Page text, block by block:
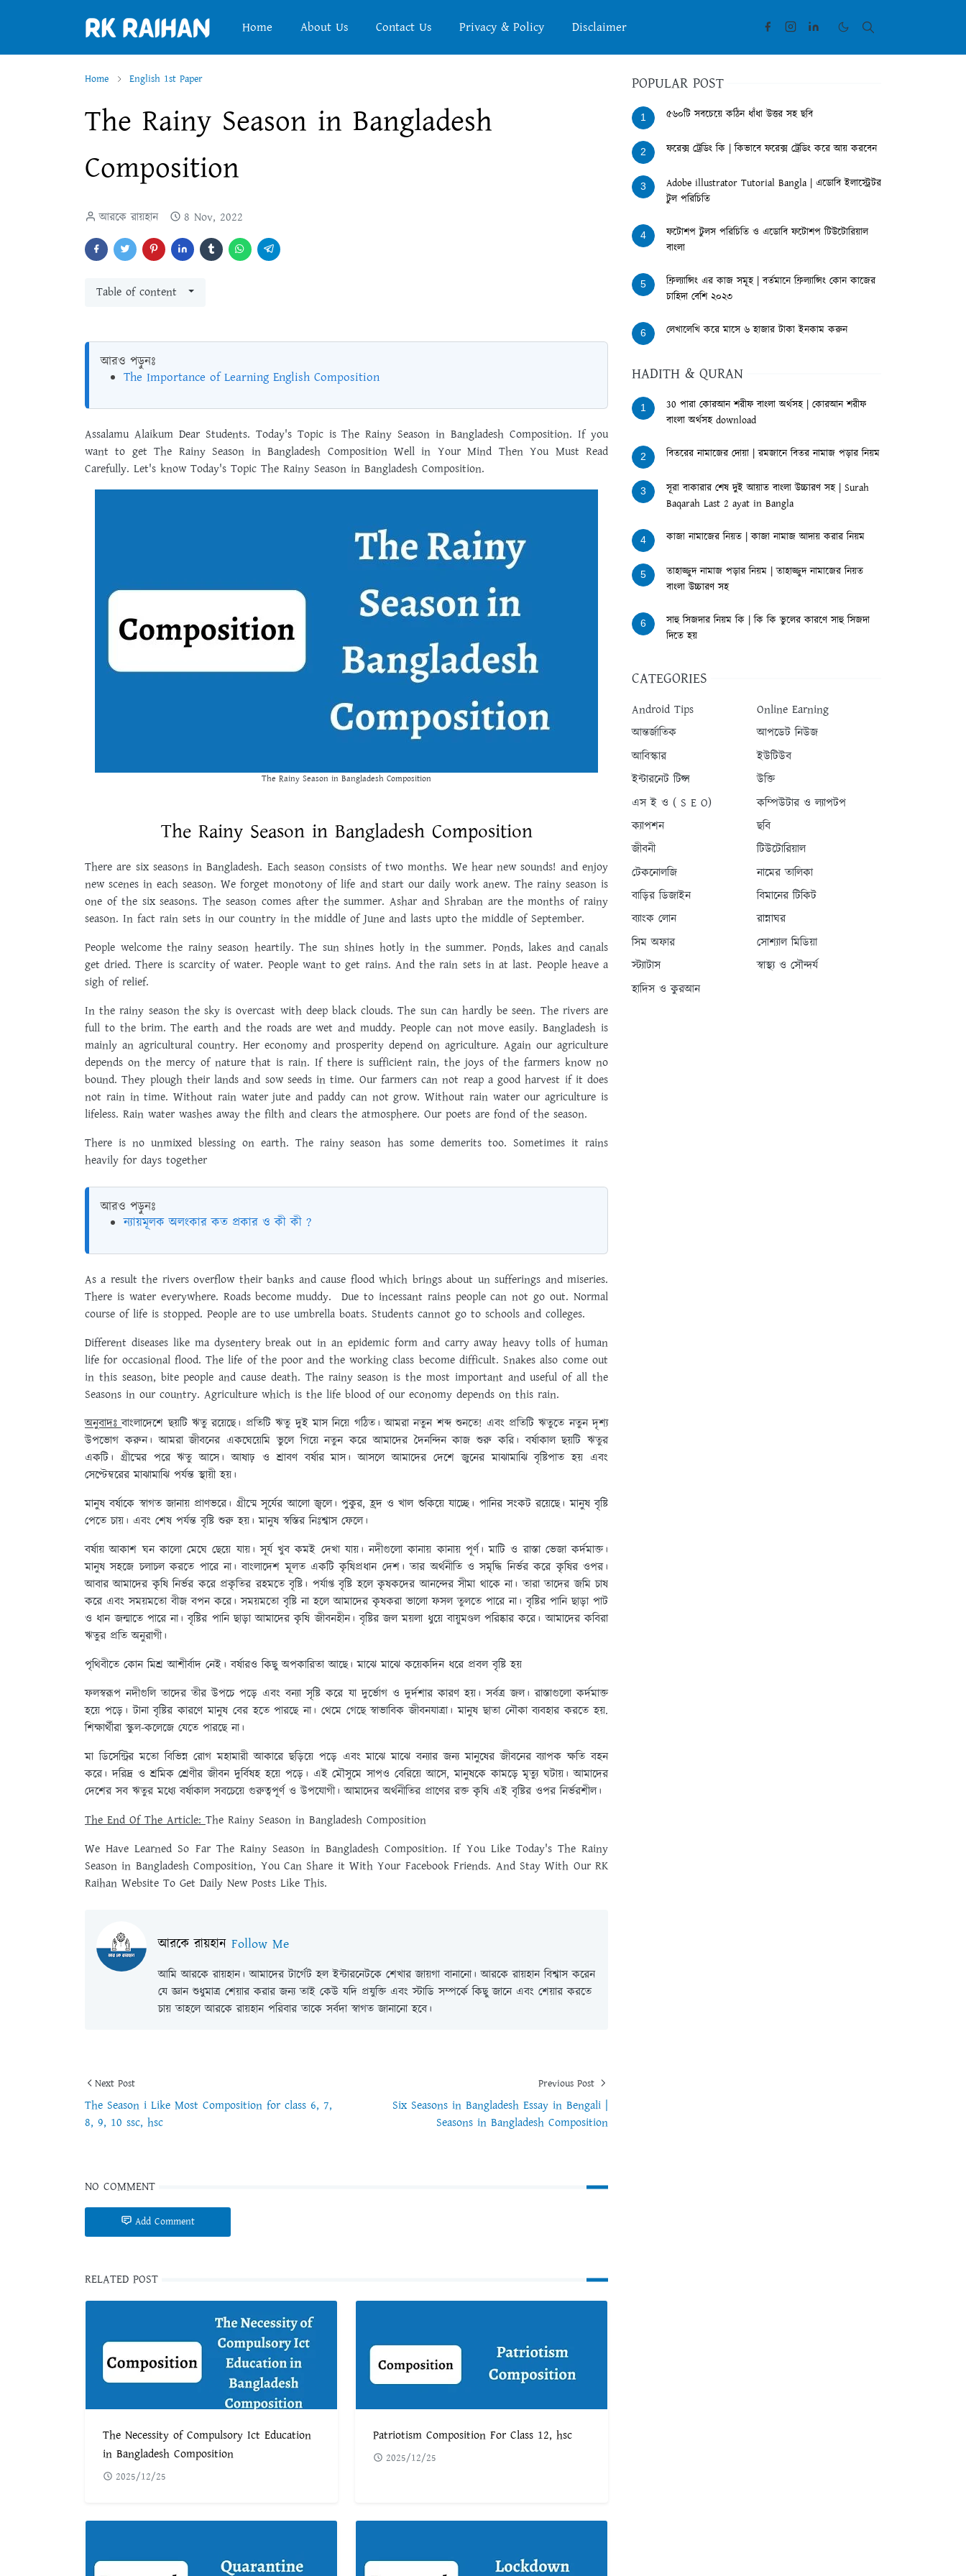
Home About Us Contact Us Privacy & Policy Disclaimer
Home English 1st Paper
The Rainy Season in Bangladesh
Composition
আরকে রায়হান 8 Nov, 2022
Table of content
আরও পড়ুনঃ
The Importance of Learning English Composition
Assalamu Alaikum Dear Students. Today's Topic is The Rainy Season in Bangladesh Composition. If you
want to get The Rainy Season in Bangladesh Composition Well in Your Mind Then You Must Read
Carefully. Let's know Today's Topic The Rainy Season in Bangladesh Composition.
The Rainy Season in Bangladesh Composition
The Rainy Season in Bangladesh Composition
There are six seasons in Bangladesh. Each season consists of two months. We hear new sounds! and enjoy
new scenes in each season. We forget monotony of life and start our daily work anew. The rainy season is
one of the six seasons. The season comes after the summer. Ashar and Shraban are the months of rainy
season. In fact rain sets in our country in the middle of June and lasts upto the middle of September.
People welcome the rainy season heartily. The sun shines hotly in the summer. Ponds, lakes and canals
get dried. There is scarcity of water. People want to get rains. And the rain sets in at last. People heave a
sigh of relief.
In the rainy season the sky is overcast with deep black clouds. The sun can hardly be seen. The rivers are
full to the brim. The earth and the roads are wet and muddy. People can not move easily. Bangladesh is
mainly an agricultural country. Her economy and prosperity depend on agriculture. Again our agriculture
depends on the mercy of nature that is rain. If there is sufficient rain, the joys of the farmers know no
bound. They plough their lands and sow seeds in time. Our farmers can not reap a good harvest if it does
not rain in time. Without rain water jute and paddy can not grow. Without rain water our agriculture is
lifeless. Rain water washes away the filth and clears the atmosphere. Our poets are fond of the season.
There is no unmixed blessing on earth. The rainy season has some demerits too. Sometimes it rains
heavily for days together
আরও পড়ুনঃ
ন্যায়মূলক অলংকার কত প্রকার ও কী কী ?
As a result the rivers overflow their banks and cause flood which brings about un sufferings and miseries.
There is water everywhere. Roads become muddy. Due to incessant rains people can not go out. Normal
course of life is stopped. People are to use umbrella boats. Students cannot go to schools and colleges.
Different diseases like ma dysentery break out in an epidemic form and carry away heavy tolls of human
life for occasional flood. The life of the poor and the working class become difficult. Snakes also come out
in this season, bite people and cause death. The rainy season is the most important and useful of all the
Seasons in our country. Agriculture which is the life blood of our economy depends on this rain.
অনুবাদঃবাংলাদেশে ছয়টি ঋতু রয়েছে। প্রতিটি ঋতু দুই মাস নিয়ে গঠিত। আমরা নতুন শব্দ শুনতে! এবং প্রতিটি ঋতুতে নতুন দৃশ্য
উপভোগ করুন। আমরা জীবনের একঘেয়েমি ভুলে গিয়ে নতুন করে আমাদের দৈনন্দিন কাজ শুরু করি। বর্ষাকাল ছয়টি ঋতুর
একটি। গ্রীষ্মের পরে ঋতু আসে। আষাঢ় ও শ্রাবণ বর্ষার মাস। আসলে আমাদের দেশে জুনের মাঝামাঝি বৃষ্টিপাত হয় এবং
সেপ্টেম্বরের মাঝামাঝি পর্যন্ত স্থায়ী হয়।
মানুষ বর্ষাকে স্বাগত জানায় প্রাণভরে। গ্রীষ্মে সূর্যের আলো জ্বলে। পুকুর, হ্রদ ও খাল শুকিয়ে যাচ্ছে। পানির সংকট রয়েছে। মানুষ বৃষ্টি
পেতে চায়। এবং শেষ পর্যন্ত বৃষ্টি শুরু হয়। মানুষ স্বস্তির নিঃশ্বাস ফেলে।
বর্ষায় আকাশ ঘন কালো মেঘে ছেয়ে যায়। সূর্য খুব কমই দেখা যায়। নদীগুলো কানায় কানায় পূর্ণ। মাটি ও রাস্তা ভেজা কর্দমাক্ত।
মানুষ সহজে চলাচল করতে পারে না। বাংলাদেশ মূলত একটি কৃষিপ্রধান দেশ। তার অর্থনীতি ও সমৃদ্ধি নির্ভর করে কৃষির ওপর।
আবার আমাদের কৃষি নির্ভর করে প্রকৃতির রহমতে বৃষ্টি। পর্যাপ্ত বৃষ্টি হলে কৃষকদের আনন্দের সীমা থাকে না। তারা তাদের জমি চাষ
করে এবং সময়মতো বীজ বপন করে। সময়মতো বৃষ্টি না হলে আমাদের কৃষকরা ভালো ফসল তুলতে পারে না। বৃষ্টির পানি ছাড়া পাট
ও ধান জন্মাতে পারে না। বৃষ্টির পানি ছাড়া আমাদের কৃষি জীবনহীন। বৃষ্টির জল ময়লা ধুয়ে বায়ুমণ্ডল পরিষ্কার করে। আমাদের কবিরা
ঋতুর প্রতি অনুরাগী।
পৃথিবীতে কোন মিশ্র আশীর্বাদ নেই। বর্ষারও কিছু অপকারিতা আছে। মাঝে মাঝে কয়েকদিন ধরে প্রবল বৃষ্টি হয়
ফলস্বরূপ নদীগুলি তাদের তীর উপচে পড়ে এবং বন্যা সৃষ্টি করে যা দুর্ভোগ ও দুর্দশার কারণ হয়। সর্বত্র জল। রাস্তাগুলো কর্দমাক্ত
হয়ে পড়ে। টানা বৃষ্টির কারণে মানুষ বের হতে পারছে না। থেমে গেছে স্বাভাবিক জীবনযাত্রা। মানুষ ছাতা নৌকা ব্যবহার করতে হয়.
শিক্ষার্থীরা স্কুল-কলেজে যেতে পারছে না।
মা ডিসেন্ট্রির মতো বিভিন্ন রোগ মহামারী আকারে ছড়িয়ে পড়ে এবং মাঝে মাঝে বন্যার জন্য মানুষের জীবনের ব্যাপক ক্ষতি বহন
করে। দরিদ্র ও শ্রমিক শ্রেণীর জীবন দুর্বিষহ হয়ে পড়ে। এই মৌসুমে সাপও বেরিয়ে আসে, মানুষকে কামড়ে মৃত্যু ঘটায়। আমাদের
দেশের সব ঋতুর মধ্যে বর্ষাকাল সবচেয়ে গুরুত্বপূর্ণ ও উপযোগী। আমাদের অর্থনীতির প্রাণের রক্ত ​​কৃষি এই বৃষ্টির ওপর নির্ভরশীল।
The End Of The Article:The Rainy Season in Bangladesh Composition
We Have Learned So Far The Rainy Season in Bangladesh Composition. If You Like Today's The Rainy
Season in Bangladesh Composition, You Can Share it With Your Facebook Friends. And Stay With Our RK
Raihan Website To Get Daily New Posts Like This.
আরকে রায়হান Follow Me
আমি আরকে রায়হান। আমাদের টার্গেট হল ইন্টারনেটকে শেখার জায়গা বানানো। আরকে রায়হান বিশ্বাস করেন
যে জ্ঞান শুধুমাত্র শেয়ার করার জন্য তাই কেউ যদি প্রযুক্তি এবং স্টাডি সম্পর্কে কিছু জানে এবং শেয়ার করতে
চায় তাহলে আরকে রায়হান পরিবার তাকে সর্বদা স্বাগত জানানো হবে।
Next Post
The Season i Like Most Composition for class 6, 7,
8, 9, 10 ssc, hsc
Previous Post
Six Seasons in Bangladesh Essay in Bengali |
Seasons in Bangladesh Composition
NO COMMENT
Add Comment
RELATED POST
The Necessity of Compulsory Ict Education
in Bangladesh Composition
2025/12/25
Patriotism Composition For Class 12, hsc
2025/12/25
POPULAR POST
1 ৫৬০টি সবচেয়ে কঠিন ধাঁধা উত্তর সহ ছবি
2 ফরেক্স ট্রেডিং কি | কিভাবে ফরেক্স ট্রেডিং করে আয় করবেন
3
Adobe illustrator Tutorial Bangla | এডোবি ইলাস্ট্রেটর
টুল পরিচিতি
4
ফটোশপ টুলস পরিচিতি ও এডোবি ফটোশপ টিউটোরিয়াল
বাংলা
5
ফ্রিল্যান্সিং এর কাজ সমূহ | বর্তমানে ফ্রিল্যান্সিং কোন কাজের
চাহিদা বেশি ২০২৩
6 লেখালেখি করে মাসে ৬ হাজার টাকা ইনকাম করুন
HADITH & QURAN
1
30 পারা কোরআন শরীফ বাংলা অর্থসহ | কোরআন শরীফ
বাংলা অর্থসহ download
2 বিতরের নামাজের দোয়া | রমজানে বিতর নামাজ পড়ার নিয়ম
3
সূরা বাকারার শেষ দুই আয়াত বাংলা উচ্চারণ সহ | Surah
Baqarah Last 2 ayat in Bangla
4 কাজা নামাজের নিয়ত | কাজা নামাজ আদায় করার নিয়ম
5
তাহাজ্জুদ নামাজ পড়ার নিয়ম | তাহাজ্জুদ নামাজের নিয়ত
বাংলা উচ্চারণ সহ
6
সাহু সিজদার নিয়ম কি | কি কি ভুলের কারণে সাহু সিজদা
দিতে হয়
CATEGORIES
Android Tips
Online Earning
আন্তর্জাতিক
আপডেট নিউজ
আবিস্কার
ইউটিউব
ইন্টারনেট টিপ্স
উক্তি
এস ই ও ( S E O)
কম্পিউটার ও ল্যাপটপ
ক্যাপশন
ছবি
জীবনী
টিউটোরিয়াল
টেকনোলজি
নামের তালিকা
বাড়ির ডিজাইন
বিমানের টিকিট
ব্যাংক লোন
রান্নাঘর
সিম অফার
সোশ্যাল মিডিয়া
স্ট্যাটাস
স্বাস্থ্য ও সৌন্দর্য
হাদিস ও কুরআন